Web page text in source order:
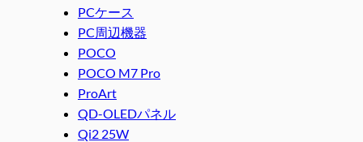
PCケース
PC周辺機器
POCO
POCO M7 Pro
ProArt
QD-OLEDパネル
Qi2 25W